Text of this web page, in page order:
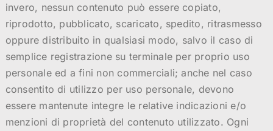
invero, nessun contenuto può essere copiato,
riprodotto, pubblicato, scaricato, spedito, ritrasmesso
oppure distribuito in qualsiasi modo, salvo il caso di
semplice registrazione su terminale per proprio uso
personale ed a fini non commerciali; anche nel caso
consentito di utilizzo per uso personale, devono
essere mantenute integre le relative indicazioni e/o
menzioni di proprietà del contenuto utilizzato. Ogni